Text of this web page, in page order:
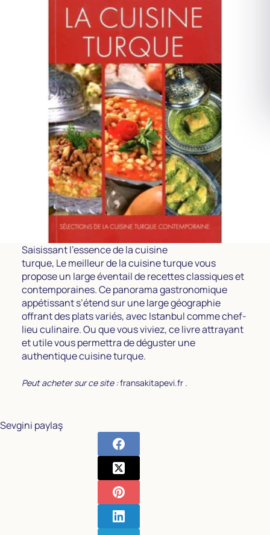
Saisissant l’essence de la cuisine
turque, Le meilleur de la cuisine turque vous
propose un large éventail de recettes classiques et
contemporaines. Ce panorama gastronomique
appétissant s’étend sur une large géographie
offrant des plats variés, avec Istanbul comme chef-
lieu culinaire. Ou que vous viviez, ce livre attrayant
et utile vous permettra de déguster une
authentique cuisine turque.
Peut acheter sur ce site :fransakitapevi.fr.
Sevgini paylaş